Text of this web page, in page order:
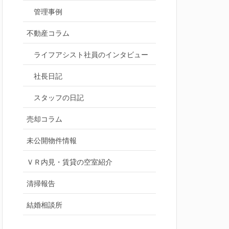
管理事例
不動産コラム
ライフアシスト社員のインタビュー
社長日記
スタッフの日記
売却コラム
未公開物件情報
ＶＲ内見・賃貸の空室紹介
清掃報告
結婚相談所